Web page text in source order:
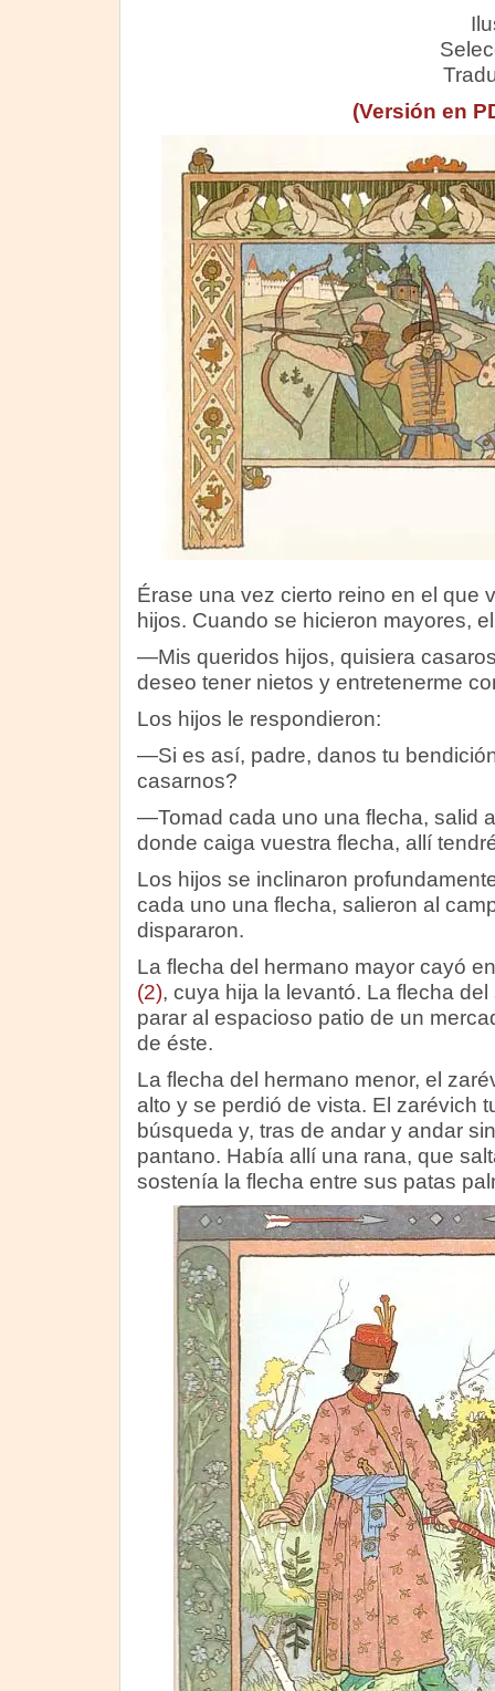
(Versión en
Érase una vez cierto reino en el que
hijos. Cuando se hicieron mayores,
—Mis queridos hijos, quisiera
deseo tener nietos y entretenerme
Los hijos le respondieron:
—Si es así, padre, danos tu
casarnos?
—Tomad cada uno una flecha, salid
donde caiga vuestra flecha, allí
Los hijos se inclinaron
cada uno una flecha, salieron al
dispararon.
La flecha del hermano mayor cayó
(2), cuya hija la levantó. La flecha
parar al espacioso patio de un
de éste.
La flecha del hermano menor, el
alto y se perdió de vista. El zarévich
búsqueda y, tras de andar y andar
pantano. Había allí una rana, que
sostenía la flecha entre sus patas